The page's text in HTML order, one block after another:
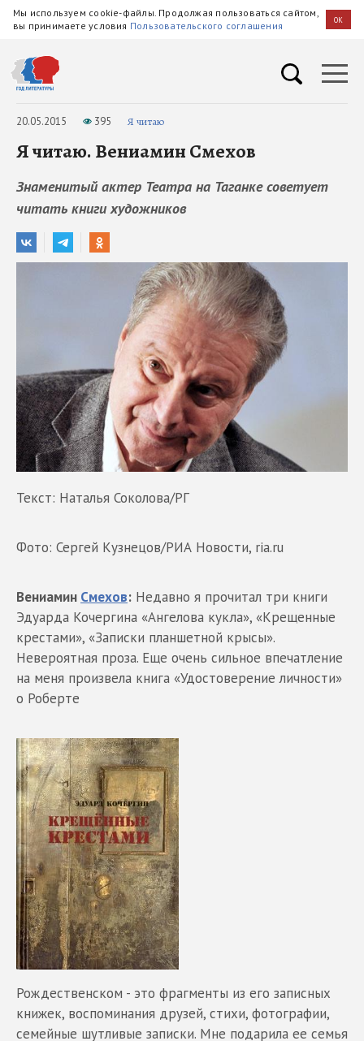
Мы используем cookie-файлы. Продолжая пользоваться сайтом,
вы принимаете условия Пользовательского соглашения OK
20.05.2015 395 Я читаю
Я читаю. Вениамин Смехов
Знаменитый актер Театра на Таганке советует
читать книги художников
Текст: Наталья Соколова/РГ
Фото: Сергей Кузнецов/РИА Новости, ria.ru
Вениамин Смехов: Недавно я прочитал три книги
Эдуарда Кочергина «Ангелова кукла», «Крещенные
крестами», «Записки планшетной крысы».
Невероятная проза. Еще очень сильное впечатление
на меня произвела книга «Удостоверение личности»
о Роберте
Рождественском - это фрагменты из его записных
книжек, воспоминания друзей, стихи, фотографии,
семейные шутливые записки. Мне подарила ее семья